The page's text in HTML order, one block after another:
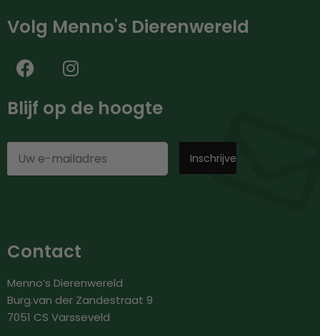
Volg Menno's Dierenwereld
Blijf op de hoogte
Contact
Menno’s Dierenwereld
Burg.van der Zandestraat 9
7051 CS Varsseveld